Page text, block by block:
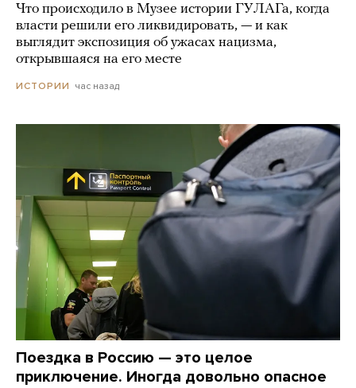
Что происходило в Музее истории ГУЛАГа, когда
власти решили его ликвидировать, — и как
выглядит экспозиция об ужасах нацизма,
открывшаяся на его месте
ИСТОРИИ час назад
Поездка в Россию — это целое
приключение. Иногда довольно опасное